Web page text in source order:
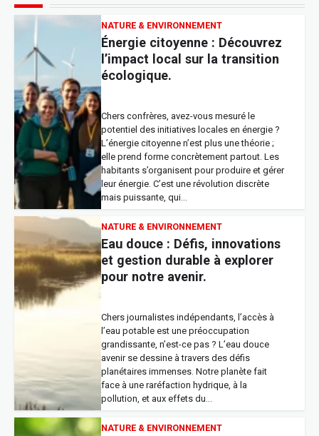
Décryptez l’impact !
En tant que journaliste indépendant, vous
savez que les sommets diplomatiques
mondiaux ne sont pas de simples réunions.
de la planète se décide. Derrière les
déclarations officielles, un monde
d’intrigues et de négociations…
GRANDS ÉVÈNEMENTS
Impact économique des
festivals : révélations
chiffrées !
Vous couvrez l’actualité locale ou culturelle
? Les festivals animent nos régions avec
événements sont de puissants moteurs. En
tant que journaliste, vous cherchez des…
GRANDS ÉVÈNEMENTS
Mariages royaux : évolution
des traditions à travers
NATURE & ENVIRONNEMENT
Énergie citoyenne : Découvrez
l’impact local sur la transition
écologique.
Chers confrères, avez-vous mesuré le
potentiel des initiatives locales en énergie ?
L’énergie citoyenne n’est plus une théorie ;
elle prend forme concrètement partout. Les
habitants s’organisent pour produire et gérer
leur énergie. C’est une révolution discrète
mais puissante, qui…
NATURE & ENVIRONNEMENT
Eau douce : Défis, innovations
et gestion durable à explorer
pour notre avenir.
Chers journalistes indépendants, l’accès à
l’eau potable est une préoccupation
grandissante, n’est-ce pas ? L’eau douce
avenir se dessine à travers des défis
planétaires immenses. Notre planète fait
face à une raréfaction hydrique, à la
pollution, et aux effets du…
NATURE & ENVIRONNEMENT